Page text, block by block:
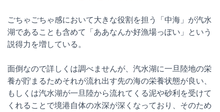
ごちゃごちゃ感において大きな役割を担う「中海」が汽水
湖であることも含めて「ああなんか好漁場っぽい」という
説得力を増している。
面倒なので詳しくは調べませんが、汽水湖に一旦陸地の栄
養が貯まるためそれが流れ出す先の海の栄養状態が良い、
もしくは汽水湖が一旦陸から流れてくる泥や砂利を受けて
くれることで境港自体の水深が深くなっており、そのため